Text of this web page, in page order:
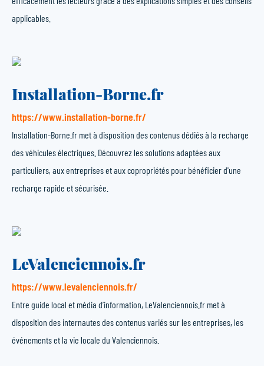
applicables.
Installation-Borne.fr
https://www.installation-borne.fr/
Installation-Borne.fr met à disposition des contenus dédiés à la recharge
des véhicules électriques. Découvrez les solutions adaptées aux
particuliers, aux entreprises et aux copropriétés pour bénéficier d'une
recharge rapide et sécurisée.
LeValenciennois.fr
https://www.levalenciennois.fr/
Entre guide local et média d’information, LeValenciennois.fr met à
disposition des internautes des contenus variés sur les entreprises, les
événements et la vie locale du Valenciennois.